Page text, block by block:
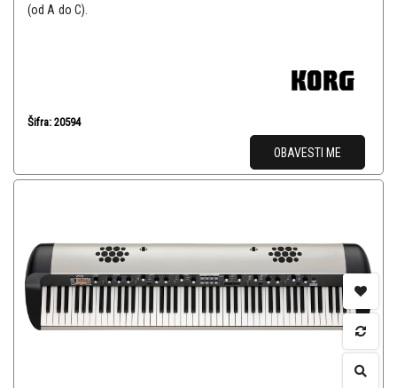
(od A do C).
Šifra: 20594
OBAVESTI ME